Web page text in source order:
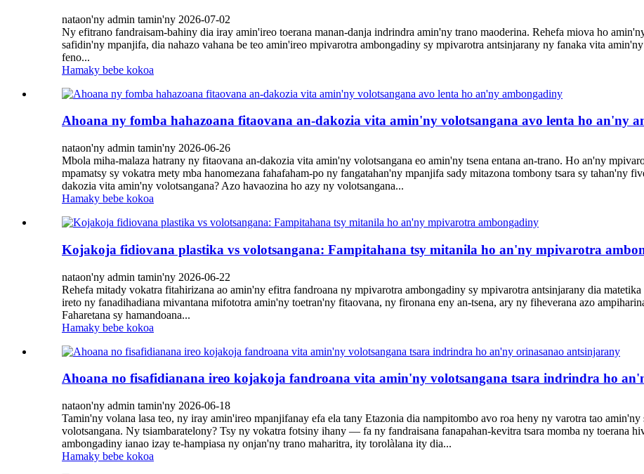
nataon'ny admin tamin'ny 2026-07-02
Ny efitrano fandraisam-bahiny dia iray amin'ireo toerana manan-danja indrindra amin'ny trano maoderina. Rehefa miova ho
safidin'ny mpanjifa, dia nahazo vahana be teo amin'ireo mpivarotra ambongadiny sy mpivarotra antsinjarany ny fanaka vita
feno...
Hamaky bebe kokoa
Ahoana ny fomba hahazoana fitaovana an-dakozia vita amin'ny volotsangana avo lenta ho an'ny
nataon'ny admin tamin'ny 2026-06-26
Mbola miha-malaza hatrany ny fitaovana an-dakozia vita amin'ny volotsangana eo amin'ny tsena entana an-trano. Ho an'ny
mpamatsy sy vokatra mety mba hanomezana fahafaham-po ny fangatahan'ny mpanjifa sady mitazona tombony tsara sy tahan'ny
dakozia vita amin'ny volotsangana? Azo havaozina ho azy ny volotsangana...
Hamaky bebe kokoa
Kojakoja fidiovana plastika vs volotsangana: Fampitahana tsy mitanila ho an'ny mpivarotra
nataon'ny admin tamin'ny 2026-06-22
Rehefa mitady vokatra fitahirizana ao amin'ny efitra fandroana ny mpivarotra ambongadiny sy mpivarotra antsinjarany dia
ireto ny fanadihadiana mivantana mifototra amin'ny toetran'ny fitaovana, ny fironana eny an-tsena, ary ny fiheverana azo
Faharetana sy hamandoana...
Hamaky bebe kokoa
Ahoana no fisafidianana ireo kojakoja fandroana vita amin'ny volotsangana tsara indrindra ho
nataon'ny admin tamin'ny 2026-06-18
Tamin'ny volana lasa teo, ny iray amin'ireo mpanjifanay efa ela tany Etazonia dia nampitombo avo roa heny ny varotra tao
volotsangana. Ny tsiambaratelony? Tsy ny vokatra fotsiny ihany — fa ny fandraisana fanapahan-kevitra tsara momba ny toerana
ambongadiny ianao izay te-hampiasa ny onjan'ny trano maharitra, ity torolàlana ity dia...
Hamaky bebe kokoa